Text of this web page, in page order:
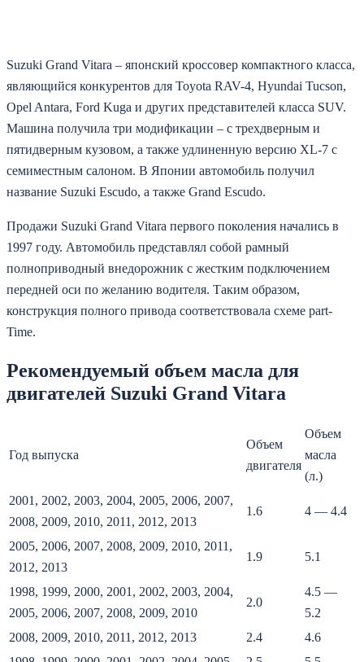
Suzuki Grand Vitara – японский кроссовер компактного класса,
являющийся конкурентов для Toyota RAV-4, Hyundai Tucson,
Opel Antara, Ford Kuga и других представителей класса SUV.
Машина получила три модификации – с трехдверным и
пятидверным кузовом, а также удлиненную версию XL-7 с
семиместным салоном. В Японии автомобиль получил
название Suzuki Escudo, а также Grand Escudo.
Продажи Suzuki Grand Vitara первого поколения начались в
1997 году. Автомобиль представлял собой рамный
полноприводный внедорожник с жестким подключением
передней оси по желанию водителя. Таким образом,
конструкция полного привода соответствовала схеме part-
Time.
Рекомендуемый объем масла для
двигателей Suzuki Grand Vitara
Год выпуска
Объем
двигателя
Объем
масла
(л.)
2001, 2002, 2003, 2004, 2005, 2006, 2007,
2008, 2009, 2010, 2011, 2012, 2013
1.6 4 — 4.4
2005, 2006, 2007, 2008, 2009, 2010, 2011,
2012, 2013
1.9 5.1
1998, 1999, 2000, 2001, 2002, 2003, 2004,
2005, 2006, 2007, 2008, 2009, 2010
2.0
4.5 —
5.2
2008, 2009, 2010, 2011, 2012, 2013
2.4
4.6